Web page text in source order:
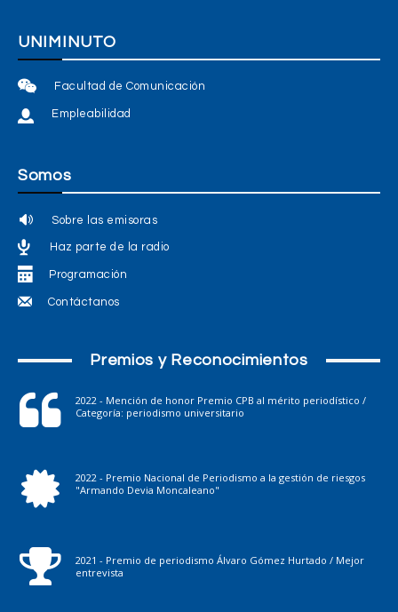
UNIMINUTO
Facultad de Comunicación
Empleabilidad
Somos
Sobre las emisoras
Haz parte de la radio
Programación
Contáctanos
Premios y Reconocimientos
2022 - Mención de honor Premio CPB al mérito periodístico /
Categoría: periodismo universitario
2022 - Premio Nacional de Periodismo a la gestión de riesgos
"Armando Devia Moncaleano"
2021 - Premio de periodismo Álvaro Gómez Hurtado / Mejor
entrevista